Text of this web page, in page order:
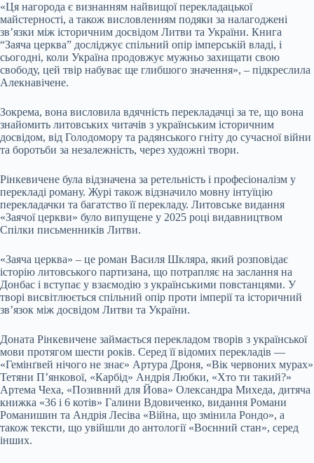
«Ця нагорода є визнанням найвищої перекладацької
майстерності, а також висловленням подяки за налагоджені
зв’язки між історичним досвідом Литви та України. Книга
“Заяча церква” досліджує спільний опір імперській владі, і
сьогодні, коли Україна продовжує мужньо захищати свою
свободу, цей твір набуває ще глибшого значення», – підкреслила
Алекнавічене.
Зокрема, вона висловила вдячність перекладачці за те, що вона
знайомить литовських читачів з українським історичним
досвідом, від Голодомору та радянського гніту до сучасної війни
та боротьби за незалежність, через художні твори.
Рінкевичене була відзначена за ретельність і професіоналізм у
перекладі роману. Журі також відзначило мовну інтуїцію
перекладачки та багатство її перекладу. Литовське видання
«Заячої церкви» було випущене у 2025 році видавництвом
Спілки письменників Литви.
«Заяча церква» – це роман Василя Шкляра, який розповідає
історію литовського партизана, що потрапляє на заслання на
Донбас і вступає у взаємодію з українськими повстанцями. У
творі висвітлюється спільний опір проти імперії та історичний
зв’язок між досвідом Литви та України.
Доната Рінкевичене займається перекладом творів з української
мови протягом шести років. Серед її відомих перекладів —
«Гемінґвей нічого не знає» Артура Дроня, «Вік червоних мурах»
Тетяни Пʼянкової, «Карбід» Андрія Любки, «Хто ти такий?»
Артема Чеха, «Позивний для Йова» Олександра Михеда, дитяча
книжка «36 і 6 котів» Галини Вдовиченко, видання Романи
Романишин та Андрія Лесіва «Війна, що змінила Рондо», а
також тексти, що увійшли до антології «Воєнний стан», серед
інших.